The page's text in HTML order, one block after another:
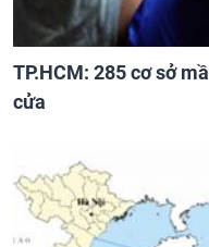
TP.HCM: 285 cơ sở
cửa